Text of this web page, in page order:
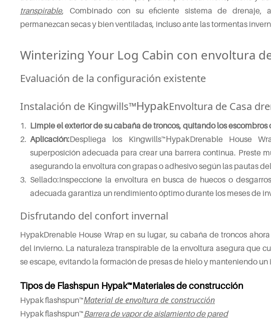
transpirable, Combinado con su eficiente sistema de drenaje,
permanezcan secas y bien ventiladas, incluso ante las tormentas
Winterizing Your Log Cabin con envoltura
Evaluación de la configuración existente
Instalación de Kingwills™HypakEnvoltura de Casa
Limpie el exterior de su cabaña de troncos, quitando los escombros
Aplicación:Despliega los Kingwills™HypakDrenable House
superposición adecuada para crear una barrera continua. Preste
asegurando la envoltura con grapas o adhesivo según las pautas
Sellado:Inspeccione la envoltura en busca de huecos o
adecuada garantiza un rendimiento óptimo durante los meses de
Disfrutando del confort invernal
HypakDrenable House Wrap en su lugar, su cabaña de troncos
del invierno. La naturaleza transpirable de la envoltura asegura que
se escape, evitando la formación de presas de hielo y manteniendo un
Tipos de Flashspun Hypak™Materiales de construcción
Hypak flashspun™Material de envoltura de construcción
Hypak flashspun™Barrera de vapor de aislamiento de pared